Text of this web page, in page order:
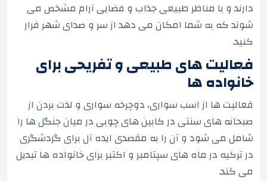
دارند و با مناظر طبیعی جذاب و فضایی آرام مشخص می
شوند که به شما امکان می دهد از سر و صدای شهر فرار
کنید.
فعالیت های طبیعی و تفریحی برای
خانواده ها
فعالیت ها از اسب سواری، دوچرخه سواری و لذت بردن از
صبحانه های سنتی در کابین های چوبی در میان جنگل ها را
شامل می شود و آن را به مقصدی ایده آل برای گردشگری
در ترکیه در ماه های سپتامبر و اکتبر برای خانواده ها تبدیل
می کند.